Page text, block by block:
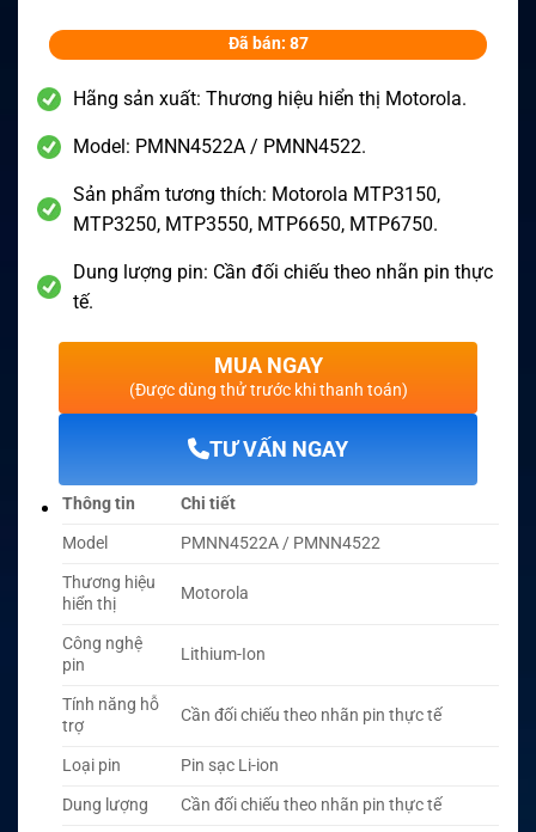
Đã bán: 87
Hãng sản xuất: Thương hiệu hiển thị Motorola.
Model: PMNN4522A / PMNN4522.
Sản phẩm tương thích: Motorola MTP3150,
MTP3250, MTP3550, MTP6650, MTP6750.
Dung lượng pin: Cần đối chiếu theo nhãn pin thực
tế.
MUA NGAY
(Được dùng thử trước khi thanh toán)
TƯ VẤN NGAY
Thông tin
Chi tiết
Model
PMNN4522A / PMNN4522
Thương hiệu
hiển thị
Motorola
Công nghệ
pin
Lithium-Ion
Tính năng hỗ
trợ
Cần đối chiếu theo nhãn pin thực tế
Loại pin
Pin sạc Li-ion
Dung lượng
Cần đối chiếu theo nhãn pin thực tế